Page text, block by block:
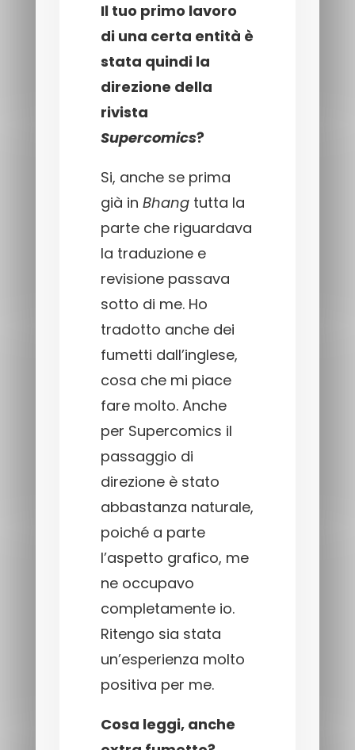
Il tuo primo lavoro
di una certa entità è
stata quindi la
direzione della
rivista
Supercomics?
Si, anche se prima
già inBhang tutta la
parte che riguardava
la traduzione e
revisione passava
sotto di me. Ho
tradotto anche dei
fumetti dall’inglese,
cosa che mi piace
fare molto. Anche
per Supercomics il
passaggio di
direzione è stato
abbastanza naturale,
poiché a parte
l’aspetto grafico, me
ne occupavo
completamente io.
Ritengo sia stata
un’esperienza molto
positiva per me.
Cosa leggi, anche